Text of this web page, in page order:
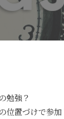
勉強？
置づけで参加